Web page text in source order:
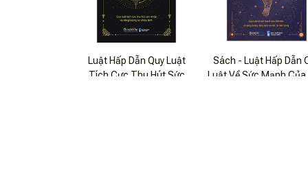
Luật Hấp Dẫn Quy Luật
Tích Cực Thu Hút Sức
Sách - Luật Hấp Dẫn
Luật Về Sức Mạnh Của